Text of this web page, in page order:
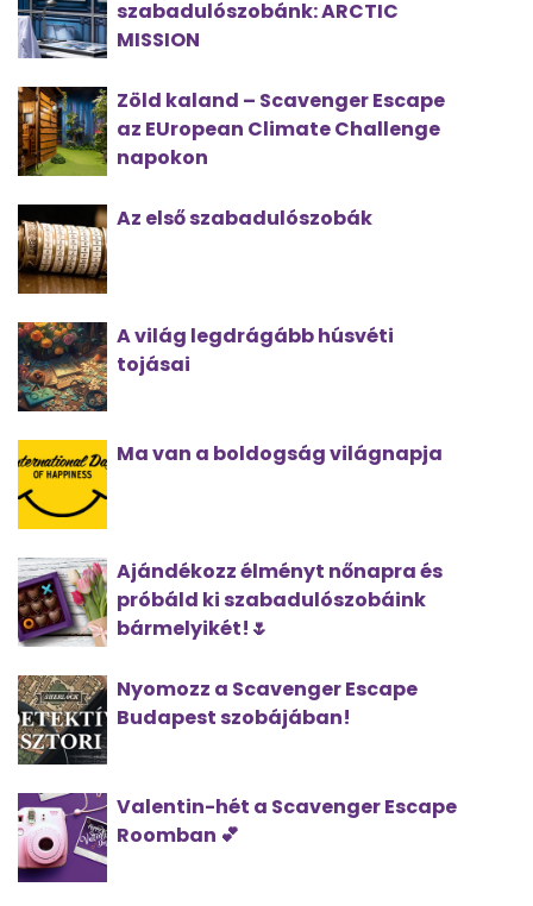
szabadulószobánk: ARCTIC
MISSION
Zöld kaland – Scavenger Escape
az EUropean Climate Challenge
napokon
Az első szabadulószobák
A világ legdrágább húsvéti
tojásai
Ma van a boldogság világnapja
Ajándékozz élményt nőnapra és
próbáld ki szabadulószobáink
bármelyikét!🌷
Nyomozz a Scavenger Escape
Budapest szobájában!
Valentin-hét a Scavenger Escape
Roomban 💕